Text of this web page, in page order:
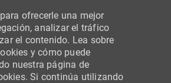
ofrecerle una mejor
analizar el tráfico
el contenido. Lea sobre
y cómo puede
nuestra página de
Si continúa utilizando